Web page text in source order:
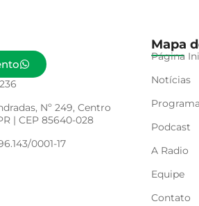
Nº 249, Centro
| CEP 85640-028
0001-17
Mapa
Página
Notícias
Podcast
A Radio
Equipe
Contato